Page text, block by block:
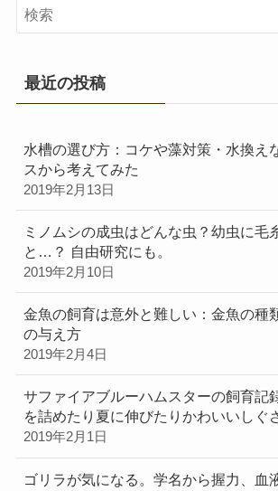
最近の投稿
水槽の選び方：コケや藻対策・水換え
スから考えてみた
2019年2月13日
ミノムシの成虫はどんな虫？幼虫に毛
と…？ 自由研究にも。
2019年2月10日
金魚の飼育は意外と難しい：金魚の種
の与え方
2019年2月4日
サファイアブルーハムスターの飼育記
を詰めたり夏に伸びたりかわいいしぐ
2019年2月1日
ゴリラが気になる。学名から握力、血